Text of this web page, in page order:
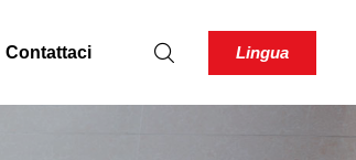
Contattaci Lingua